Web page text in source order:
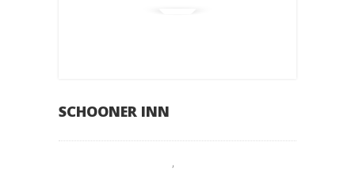
SCHOONER INN
,